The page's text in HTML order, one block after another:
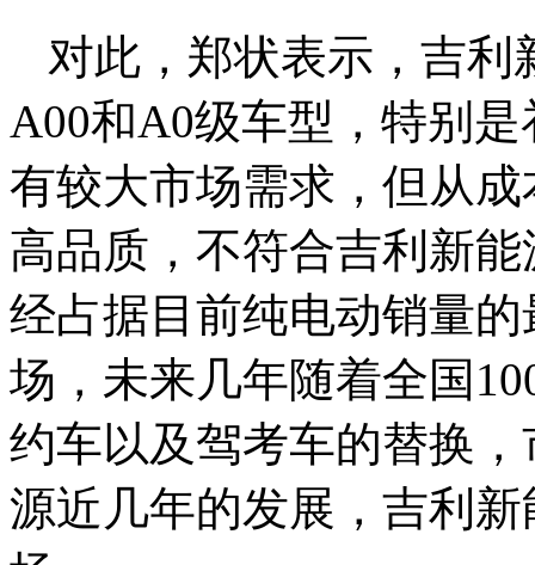
对此，郑状表示，吉利
A00和A0级车型，特别
有较大市场需求，但从
高品质，不符合吉利新
经占据目前纯电动销量
场，未来几年随着全国
约车以及驾考车的替换
源近几年的发展，吉利